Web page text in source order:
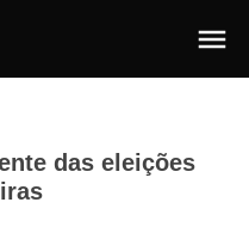
das eleições